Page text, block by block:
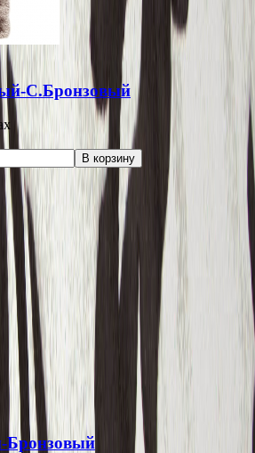
С.Бронзовый
В корзину
Бронзовый